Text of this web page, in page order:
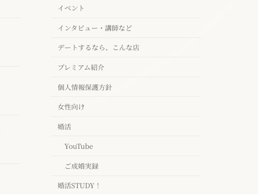
イベント
インタビュー・講師など
デートするなら、こんな店
プレミアム紹介
個人情報保護方針
女性向け
婚活
YouTube
ご成婚実録
婚活STUDY！